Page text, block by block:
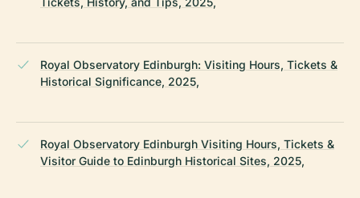
Royal Observatory Edinburgh: Visiting Hours, Tickets &
Historical Significance, 2025,
Royal Observatory Edinburgh Visiting Hours, Tickets &
Visitor Guide to Edinburgh Historical Sites, 2025,